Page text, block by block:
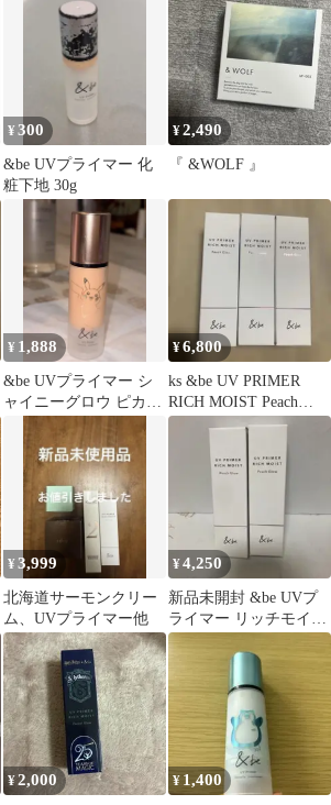
レストグロウ
ー
¥300
&be UVプライマー 化
粧下地 30g
¥2,490
『 &WOLF 』
¥ 1,888
&be UVプライマー シ
ャイニーグロウ ピカチ
¥6,800
ks &be UV PRIMER
RICH MOIST Peach
Glow3点
¥3,999
北海道サーモンクリー
ム、UVプライマー他
¥4,250
新品未開封 &be UVプ
ライマー リッチモイス
ト ピーチグロウ 2ケ
¥2,000 ¥ 1,400